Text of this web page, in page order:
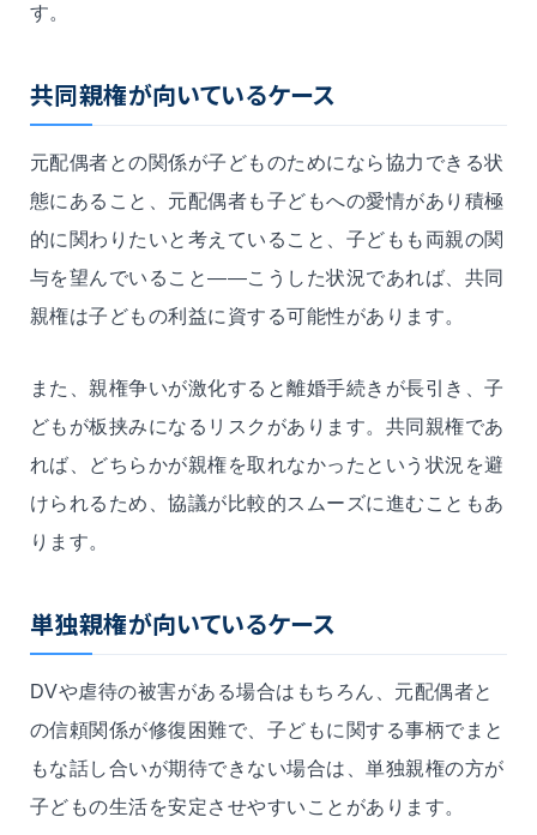
す。
共同親権が向いているケース
元配偶者との関係が子どものためになら協力できる状
態にあること、元配偶者も子どもへの愛情があり積極
的に関わりたいと考えていること、子どもも両親の関
与を望んでいること——こうした状況であれば、共同
親権は子どもの利益に資する可能性があります。
また、親権争いが激化すると離婚手続きが長引き、子
どもが板挟みになるリスクがあります。共同親権であ
れば、どちらかが親権を取れなかったという状況を避
けられるため、協議が比較的スムーズに進むこともあ
ります。
単独親権が向いているケース
DVや虐待の被害がある場合はもちろん、元配偶者と
の信頼関係が修復困難で、子どもに関する事柄でまと
もな話し合いが期待できない場合は、単独親権の方が
子どもの生活を安定させやすいことがあります。